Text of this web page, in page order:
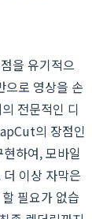
을 유기적으
으로 영상을 손
전문적인 디
의 장점인
하여, 모바일
이상 자막은
필요가 없습